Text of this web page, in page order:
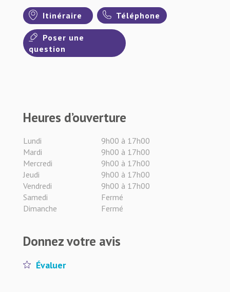
Itinéraire Téléphone
Poser une
question
Heures d’ouverture
Lundi
9h00 à 17h00
Mardi
9h00 à 17h00
Mercredi
9h00 à 17h00
Jeudi
9h00 à 17h00
Vendredi
9h00 à 17h00
Samedi
Fermé
Dimanche
Fermé
Donnez votre avis
Évaluer